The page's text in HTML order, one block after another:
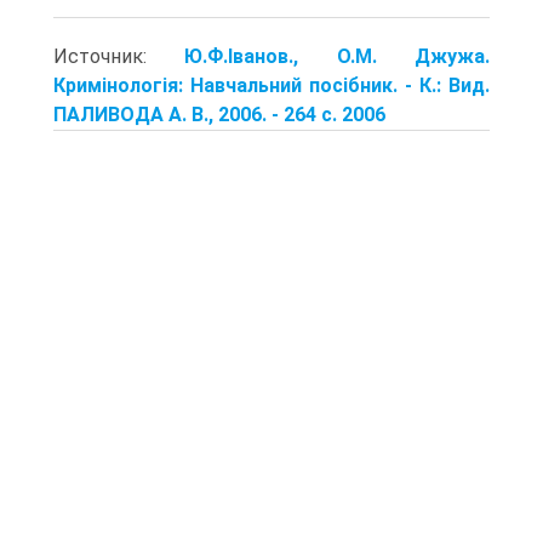
Источник: Ю.Ф.Іванов., О.М. Джужа.
Кримінологія: Навчальний посібник. - К.: Вид.
ПАЛИВОДА А. В., 2006. - 264 с. 2006